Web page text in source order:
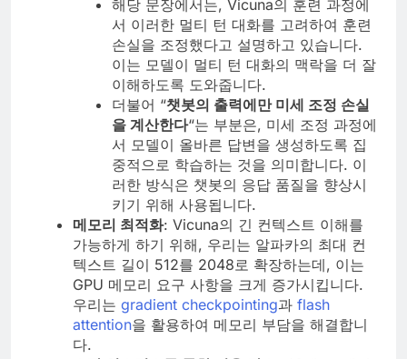
해당 문장에서는, Vicuna의 훈련 과정에
서 이러한 멀티 턴 대화를 고려하여 훈련
손실을 조정했다고 설명하고 있습니다.
이는 모델이 멀티 턴 대화의 맥락을 더 잘
이해하도록 도와줍니다.
더불어 “챗봇의 출력에만 미세 조정 손실
을 계산한다“는 부분은, 미세 조정 과정에
서 모델이 올바른 답변을 생성하도록 집
중적으로 학습하는 것을 의미합니다. 이
러한 방식은 챗봇의 응답 품질을 향상시
키기 위해 사용됩니다.
메모리 최적화: Vicuna의 긴 컨텍스트 이해를
가능하게 하기 위해, 우리는 알파카의 최대 컨
텍스트 길이 512를 2048로 확장하는데, 이는
GPU 메모리 요구 사항을 크게 증가시킵니다.
우리는 gradient checkpointing과 flash
attention을 활용하여 메모리 부담을 해결합니
다.